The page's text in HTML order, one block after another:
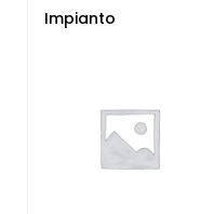
Impianto